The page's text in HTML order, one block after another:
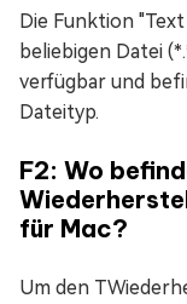
Die Funktion
beliebigen Datei
verfügbar und
Dateityp.
F2: Wo
für Mac?
Um den